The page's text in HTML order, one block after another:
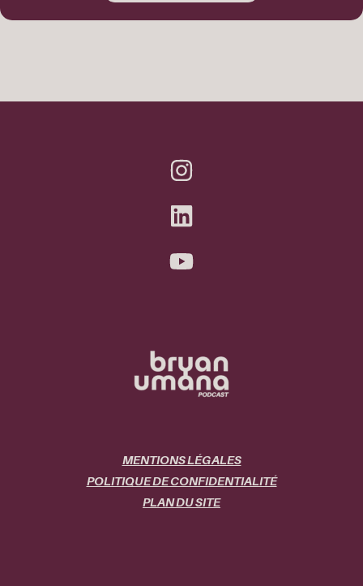
MENTIONS LÉGALES
POLITIQUE DE CONFIDENTIALITÉ
PLAN DU SITE